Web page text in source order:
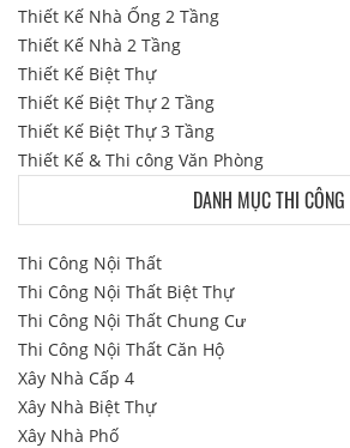
Thiết Kế Nhà Ống 2 Tầng
Thiết Kế Nhà 2 Tầng
Thiết Kế Biệt Thự
Thiết Kế Biệt Thự 2 Tầng
Thiết Kế Biệt Thự 3 Tầng
Thiết Kế & Thi công Văn Phòng
DANH MỤC THI CÔNG
Thi Công Nội Thất
Thi Công Nội Thất Biệt Thự
Thi Công Nội Thất Chung Cư
Thi Công Nội Thất Căn Hộ
Xây Nhà Cấp 4
Xây Nhà Biệt Thự
Xây Nhà Phố